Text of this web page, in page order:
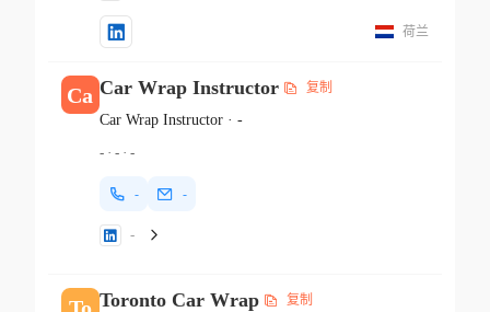
荷兰
Ca Car Wrap Instructor 复制
Car Wrap Instructor· -
-· -· -
- -
-
To Toronto Car Wrap 复制